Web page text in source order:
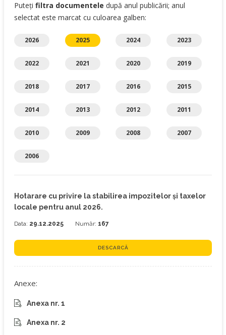
Puteți filtra documentele după anul publicării; anul
selectat este marcat cu culoarea galben:
2026 2025 2024 2023
2022 2021 2020 2019
2018 2017 2016 2015
2014 2013 2012 2011
2010 2009 2008 2007
2006
Hotarare cu privire la stabilirea impozitelor şi taxelor
locale pentru anul 2026.
Data: 29.12.2025 Număr: 167
DESCARCĂ
Anexe:
Anexa nr. 1
Anexa nr. 2